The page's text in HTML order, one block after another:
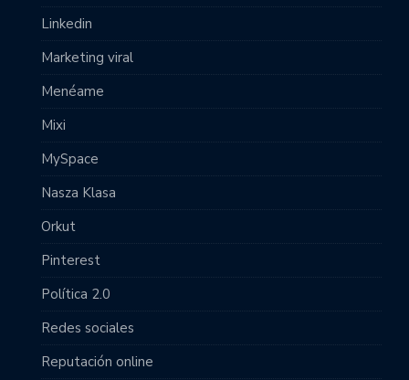
Linkedin
Marketing viral
Menéame
Mixi
MySpace
Nasza Klasa
Orkut
Pinterest
Política 2.0
Redes sociales
Reputación online